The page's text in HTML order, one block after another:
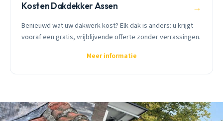
Kosten Dakdekker Assen →
Benieuwd wat uw dakwerk kost? Elk dak is anders: u krijgt
vooraf een gratis, vrijblijvende offerte zonder verrassingen.
Meer informatie